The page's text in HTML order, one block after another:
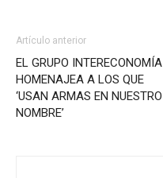
Artículo anterior
EL GRUPO INTERECONOMÍA
HOMENAJEA A LOS QUE
‘USAN ARMAS EN NUESTRO
NOMBRE’